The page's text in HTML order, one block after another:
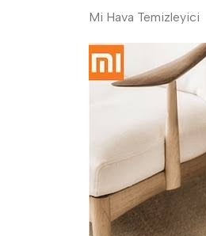
Mi Hava Temizleyici